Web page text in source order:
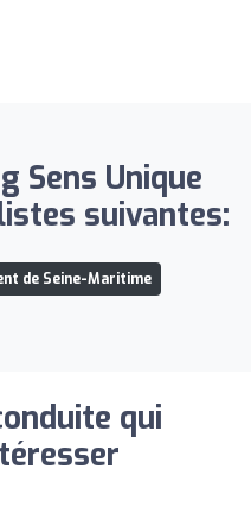
Sens Unique
suivantes:
de Seine-Maritime
qui